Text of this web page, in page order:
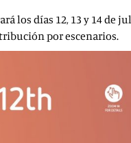
los días 12, 13 y 14 de
por escenarios.